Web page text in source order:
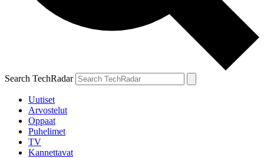
Search TechRadar
Uutiset
Arvostelut
Oppaat
Puhelimet
TV
Kannettavat